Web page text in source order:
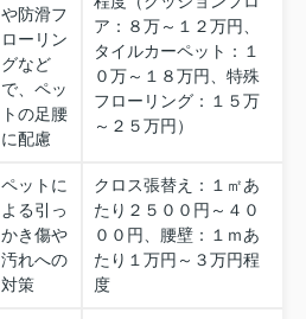
や防滑フ
ローリン
グなど
で、ペッ
トの足腰
に配慮
ア：８万～１２万円、
タイルカーペット：１
０万～１８万円、特殊
フローリング：１５万
～２５万円）
ペットに
よる引っ
かき傷や
汚れへの
対策
クロス張替え：１㎡あ
たり２５００円～４０
００円、腰壁：１ｍあ
たり１万円～３万円程
度